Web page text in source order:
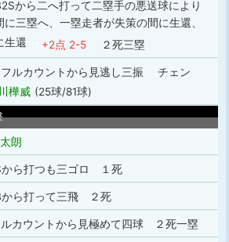
から二へ打って二塁手の悪送球により
三塁へ、一塁走者が失策の間に生還、
生還
+2点 2-5
２死三塁
フルカウントから見逃し三振 チェン
樺威 (25球/81球)
朗
から打つも三ゴロ １死
から打って三飛 ２死
カウントから見極めて四球 ２死一塁